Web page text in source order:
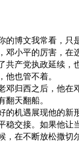
的博文我常看，只
邓小平的厉害，在
共产党执政延续，
他也管不着。
邓归西之后，他在
翻天翻船。
的机遇展现他的新
稳交接。如果他让
，在不断放松撒切